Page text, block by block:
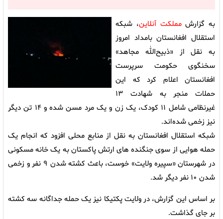
به گزارشمملکت آنلاین، شبکه
استقلال افغانستان بامداد امروز
به نقل از «ذبیح‌الله مجاهد»
سخنگوی حکومت سرپرست
افغانستان اعلام کرد که این
حملات منجر به شهادت ۱۳
غیرنظامی شامل ۱۱ کودک، یک زن و یک مرد مسن شده و ۱۴ تن دیگر
نیز زخمی شده‌اند.
شبکه استقلال افغانستان به نقل از منابع محلی افزود که انجام یک
حمله هوایی از سوی جنگنده های ارتش پاکستان به یک خانه مسکونی
در شهرستان «سپیره ولایت» خوست، باعث کشته شدن ۹ نفر و زخمی
شدن ۱۰ نفر دیگر شد.
بر اساس این گزارش، در ولایت پکتیکا نیز یک حمله جداگانه سه کشته
بر جای گذاشت.